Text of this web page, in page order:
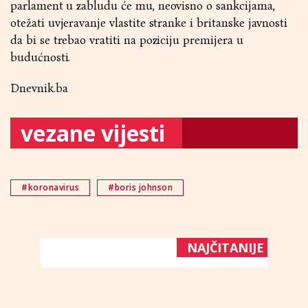
parlament u zabludu će mu, neovisno o sankcijama,
otežati uvjeravanje vlastite stranke i britanske javnosti
da bi se trebao vratiti na poziciju premijera u
budućnosti.
Dnevnik.ba
vezane vijesti
#koronavirus #boris johnson
NAJČITANIJE